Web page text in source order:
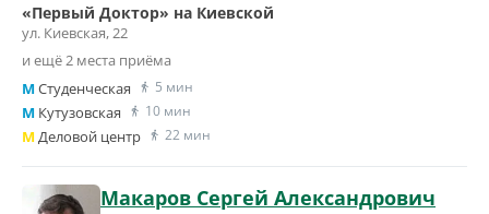
«Первый Доктор» на Киевской
ул. Киевская, 22
и ещё 2 места приёма
MСтуденческая 5 мин
M Кутузовская 10 мин
MДеловой центр 22 мин
Макаров Сергей Александрович